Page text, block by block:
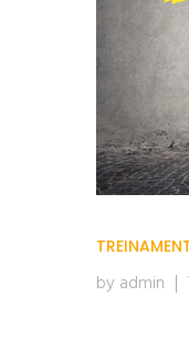
by admin